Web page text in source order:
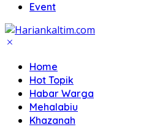
Event
Home
Hot Topik
Habar Warga
Mehalabiu
Khazanah